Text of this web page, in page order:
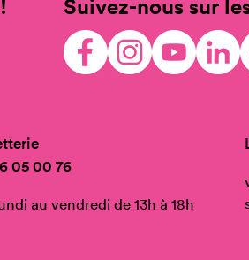
Suivez-nous sur
05 00 76
au vendredi de 13h à 18h